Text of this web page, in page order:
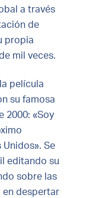
a través
de
propia
mil veces.
película
su famosa
2000: «Soy
Se
editando su
sobre las
en despertar